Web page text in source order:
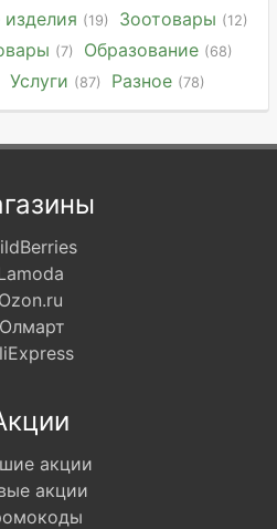
(19) Зоотовары (12)
(7) Образование (68)
Услуги (87) Разное (78)
Ozon.ru
акции
акции